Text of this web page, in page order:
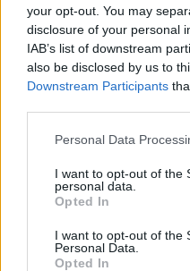
your opt-out. You may
disclosure of your personal
IAB’s list of downstream
also be disclosed by us to
Downstream Participants
Personal Data
I want to opt-out of the
personal data.
Opted In
I want to opt-out of the
Personal Data.
Opted In
Άγχος και αρνητικά
Η τριχοτιλλομανία και
έχουν ηρεμιστικό
συναισθημάτων
στρες, της πλήξης,
συναισθημάτων, του
μοναξιάς, της